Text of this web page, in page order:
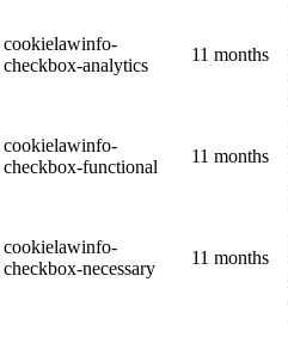
cookielawinfo-
checkbox-analytics
11 months
cookielawinfo-
checkbox-functional
11 months
cookielawinfo-
checkbox-necessary
11 months